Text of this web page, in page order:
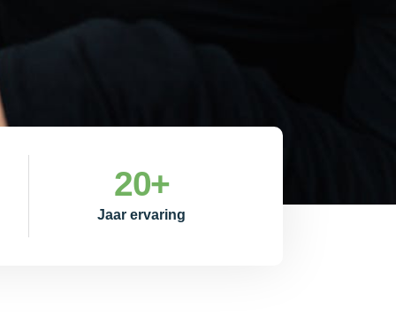
Jaar ervaring
20+